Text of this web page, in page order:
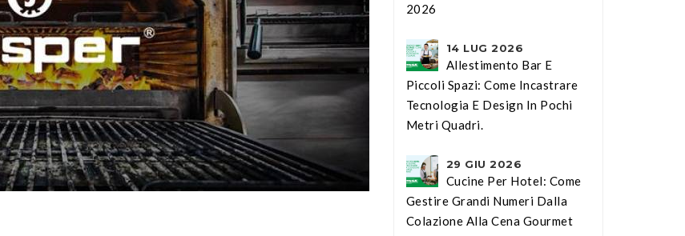
2026
14 LUG 2026
Allestimento Bar E
Piccoli Spazi: Come Incastrare
Tecnologia E Design In Pochi
Metri Quadri.
29 GIU 2026
Cucine Per Hotel: Come
Gestire Grandi Numeri Dalla
Colazione Alla Cena Gourmet